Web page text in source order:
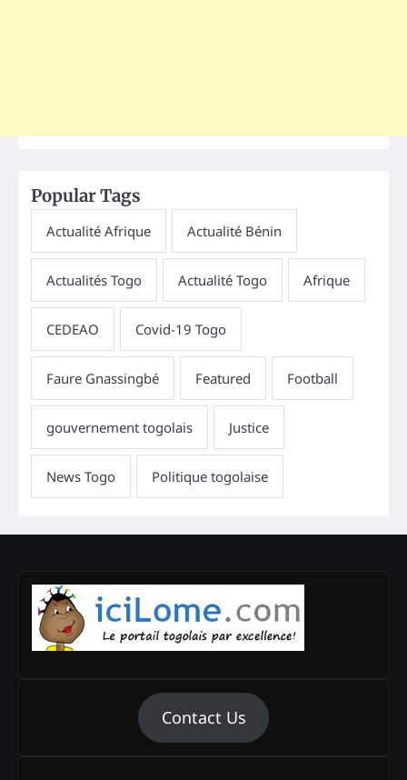
Popular Tags
Contact Us